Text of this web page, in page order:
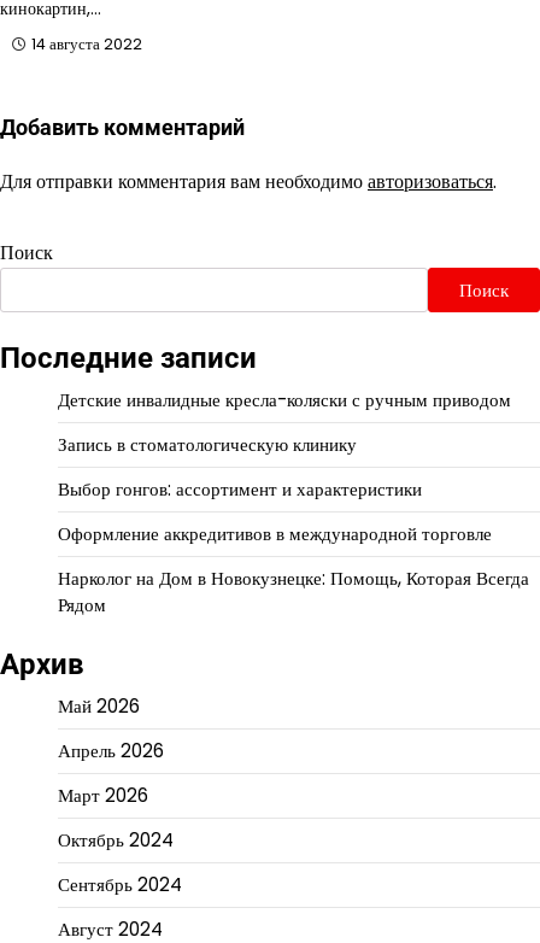
кинокартин,…
14 августа 2022
Добавить комментарий
Для отправки комментария вам необходимоавторизоваться.
Поиск
Поиск
Последние записи
Детские инвалидные кресла-коляски с ручным приводом
Запись в стоматологическую клинику
Выбор гонгов: ассортимент и характеристики
Оформление аккредитивов в международной торговле
Нарколог на Дом в Новокузнецке: Помощь, Которая Всегда
Рядом
Архив
Май 2026
Апрель 2026
Март 2026
Октябрь 2024
Сентябрь 2024
Август 2024